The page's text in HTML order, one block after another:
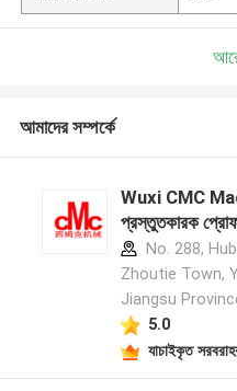
আমাদের সম্পর্কে
Wuxi CMC
প্রস্তুতকারক
No. 288,
Zhoutie Town,
Jiangsu
5.0
যাচাইকৃত